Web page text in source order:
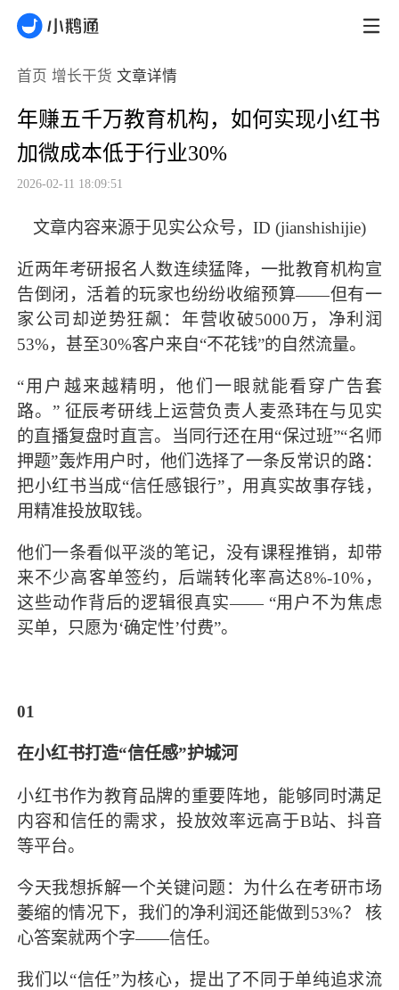
首页 增长干货 文章详情
年赚五千万教育机构，如何实现小红书
加微成本低于行业30%
2026-02-11 18:09:51
文章内容来源于见实公众号，ID (jianshishijie)
近两年考研报名人数连续猛降，一批教育机构宣
告倒闭，活着的玩家也纷纷收缩预算——但有一
家公司却逆势狂飙：年营收破5000万，净利润
53%，甚至30%客户来自“不花钱”的自然流量。
“用户越来越精明，他们一眼就能看穿广告套
路。” 征辰考研线上运营负责人麦烝玮在与见实
的直播复盘时直言。当同行还在用“保过班”“名师
押题”轰炸用户时，他们选择了一条反常识的路：
把小红书当成“信任感银行”，用真实故事存钱，
用精准投放取钱。
他们一条看似平淡的笔记，没有课程推销，却带
来不少高客单签约，后端转化率高达8%-10%，
这些动作背后的逻辑很真实—— “用户不为焦虑
买单，只愿为‘确定性’付费”。
01
在小红书打造“信任感”护城河
小红书作为教育品牌的重要阵地，能够同时满足
内容和信任的需求，投放效率远高于B站、抖音
等平台。
今天我想拆解一个关键问题：为什么在考研市场
萎缩的情况下，我们的净利润还能做到53%？ 核
心答案就两个字——信任。
我们以“信任”为核心，提出了不同于单纯追求流